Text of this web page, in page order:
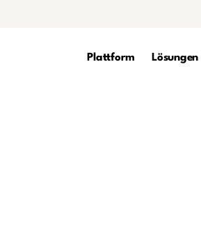
Plattform Lösungen